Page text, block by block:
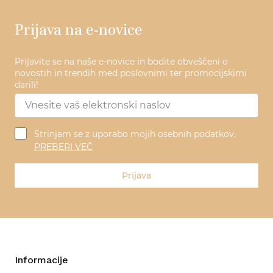
Prijava na e-novice
Prijavite se na naše e-novice in bodite obveščeni o
novostih in trendih med poslovnimi ter promocijskimi
darili!
Strinjam se z uporabo mojih osebnih podatkov.
PREBERI VEČ
Prijava
Informacije